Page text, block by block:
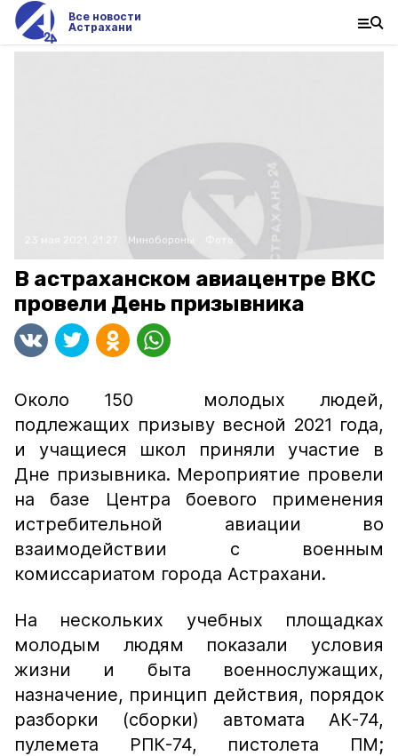
Все новости
Астрахани
Минобороны Фото:
В астраханском авиацентре ВКС
провели День призывника
Около 150 молодых людей,
подлежащих призыву весной 2021 года,
и учащиеся школ приняли участие в
Дне призывника. Мероприятие провели
на базе Центра боевого применения
истребительной авиации во
взаимодействии с военным
комиссариатом города Астрахани.
На нескольких учебных площадках
молодым людям показали условия
жизни и быта военнослужащих,
назначение, принцип действия, порядок
разборки (сборки) автомата АК-74,
пулемета РПК-74, пистолета ПМ;